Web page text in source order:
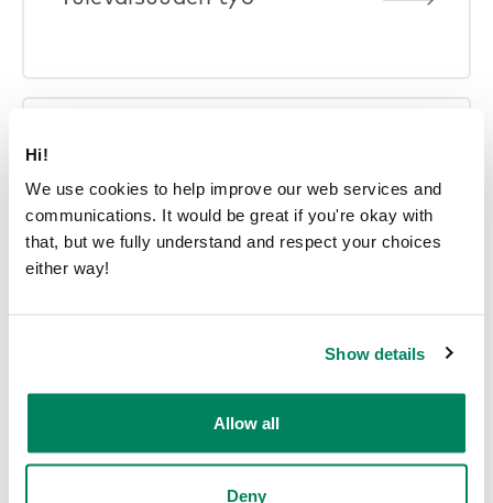
Hi!
We use cookies to help improve our web services and
communications. It would be great if you're okay with
that, but we fully understand and respect your choices
either way!
Show details
Allow all
Deny
Aloita jo tänään